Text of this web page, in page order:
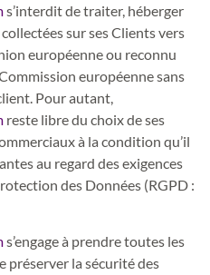
s’interdit de traiter, héberger
sur ses Clients vers
européenne ou reconnu
européenne sans
Pour autant,
reste libre du choix de ses
à la condition qu’il
au regard des exigences
des Données (RGPD :
s’engage à prendre toutes les
préserver la sécurité des